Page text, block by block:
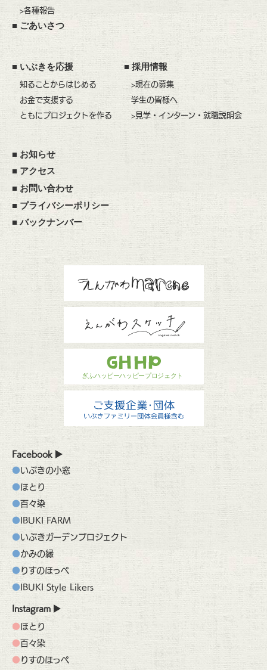
>各種報告
■ごあいさつ
■ いぶきを応援
知ることからはじめる
お金で支援する
ともにプロジェクトを作る
■採用情報
>現在の募集
学生の皆様へ
>見学・インターン・就職説明会
■ お知らせ
■ アクセス
■ お問い合わせ
■プライバシーポリシー
■バックナンバー
Facebook
いぶきの小窓
ほとり
百々染
IBUKI FARM
いぶきガーデンプロジェクト
かみの縁
りすのほっぺ
IBUKI Style Likers
Instagram
ほとり
百々染
りすのほっぺ